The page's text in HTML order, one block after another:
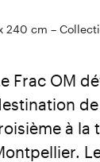
cm –
Frac OM
à la